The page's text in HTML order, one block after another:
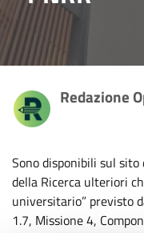
Redazione
Sono disponibili sul
della Ricerca ulteriori
universitario” previsto
1.7, Missione 4,